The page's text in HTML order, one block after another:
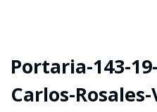
Portaria-143-
Carlos-